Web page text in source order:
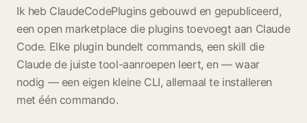
Ik heb ClaudeCodePlugins gebouwd en gepubliceerd,
een open marketplace die plugins toevoegt aan Claude
Code. Elke plugin bundelt commands, een skill die
Claude de juiste tool-aanroepen leert, en — waar
nodig — een eigen kleine CLI, allemaal te installeren
met één commando.